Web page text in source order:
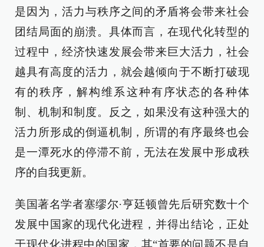
是因为，活力与秩序之间的矛盾将会带来社会
团结局面的崩溃。具体而言，在现代化转型的
过程中，经济快速发展会带来巨大活力，社会
越具有高度的活力，就会越倾向于不断打破现
有的秩序，解构维系这种有序状态的各种体
制、机制和制度。反之，如果没有这种强大的
活力所形成的倒逼机制，所谓的有序最终也会
是一潭死水的停滞不前，无法在发展中形成秩
序的自我更新。
美国著名学者塞缪尔·亨廷顿曾先后研究数十个
发展中国家的现代化进程，并得出结论，正处
于现代化进程中的国家，其“首要的问题不是自